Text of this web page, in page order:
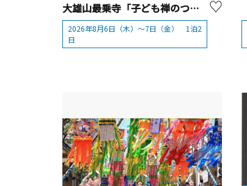
大雄山最乗寺「子ども禅のつどい」【南足柄市】
2026年8月6日（木）～7日（金） 1泊2
日